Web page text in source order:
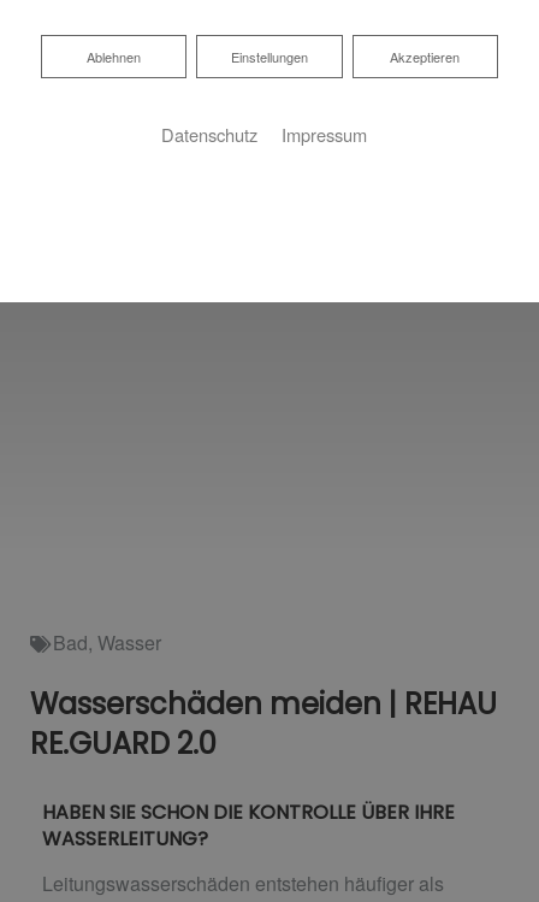
Bad, Wasser
Wasserschäden meiden | REHAU
RE.GUARD 2.0
HABEN SIE SCHON DIE KONTROLLE ÜBER IHRE
WASSERLEITUNG?
Leitungswasserschäden entstehen häufiger als
Akzeptieren
Einstellungen
Ablehnen
Ablehnen
Datenschutz Impressum